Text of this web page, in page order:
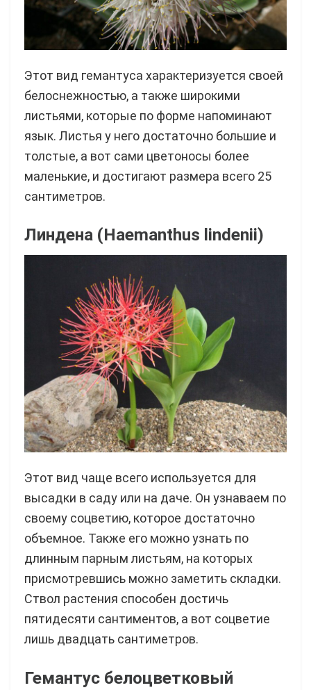
Этот вид гемантуса характеризуется своей
белоснежностью, а также широкими
листьями, которые по форме напоминают
язык. Листья у него достаточно большие и
толстые, а вот сами цветоносы более
маленькие, и достигают размера всего 25
сантиметров.
Линдена (Haemanthus lindenii)
Этот вид чаще всего используется для
высадки в саду или на даче. Он узнаваем по
своему соцветию, которое достаточно
объемное. Также его можно узнать по
длинным парным листьям, на которых
присмотревшись можно заметить складки.
Ствол растения способен достичь
пятидесяти сантиментов, а вот соцветие
лишь двадцать сантиметров.
Гемантус белоцветковый